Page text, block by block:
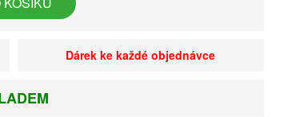
Dárek ke každé objednávce